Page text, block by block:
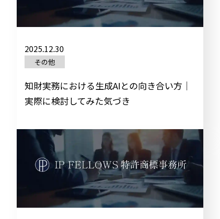
2025.12.30
その他
知財実務における生成AIとの向き合い方｜
実際に検討してみた気づき